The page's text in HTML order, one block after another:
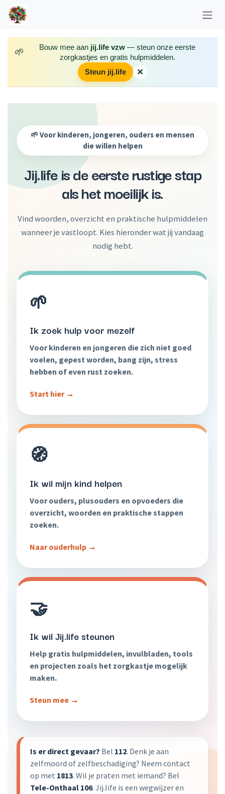
Overslaan naar inhoud
🌱 Bouw mee aan jij.life vzw — steun onze eerste
zorgkastjes en gratis hulpmiddelen.
Steun jij.life
×
🌱 Voor kinderen, jongeren, ouders en mensen
die willen helpen
Jij.life is de eerste rustige stap
als het moeilijk is.
Vind woorden, overzicht en praktische hulpmiddelen
wanneer je vastloopt. Kies hieronder wat jij vandaag
nodig hebt.
🌱
Ik zoek hulp voor mezelf
Voor kinderen en jongeren die zich niet goed
voelen, gepest worden, bang zijn, stress
hebben of even rust zoeken.
Start hier →
🧭
Ik wil mijn kind helpen
Voor ouders, plusouders en opvoeders die
overzicht, woorden en praktische stappen
zoeken.
Naar ouderhulp →
🤝
Ik wil Jij.life steunen
Help gratis hulpmiddelen, invulbladen, tools
en projecten zoals het zorgkastje mogelijk
maken.
Steun mee →
Is er direct gevaar? Bel 112. Denk je aan
zelfmoord of zelfbeschadiging? Neem contact
op met 1813. Wil je praten met iemand? Bel
Tele-Onthaal 106. Jij.life is een wegwijzer en